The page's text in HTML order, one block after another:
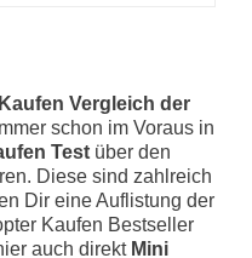
Vergleich der
schon im Voraus in
Test über den
Diese sind zahlreich
Dir eine Auflistung der
Kaufen Bestseller
auch direkt Mini